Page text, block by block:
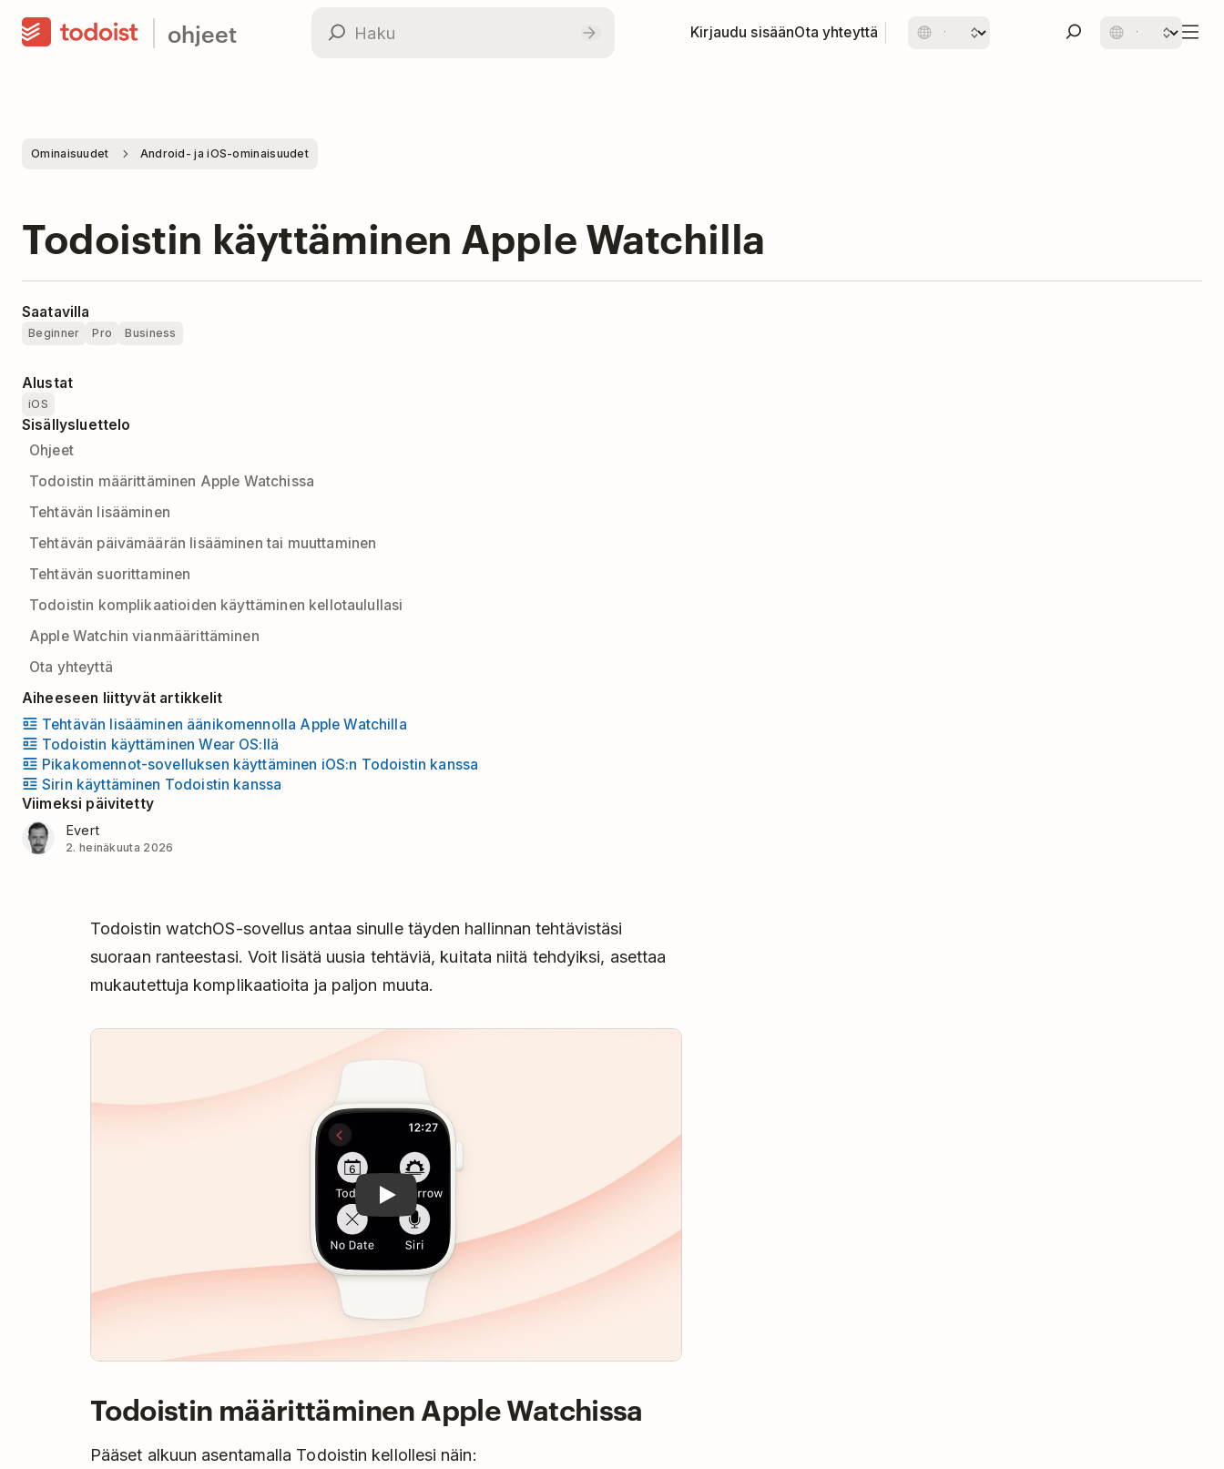
ohjeet Kirjaudu sisäänOta yhteyttä
Ominaisuudet Android- ja iOS-ominaisuudet
Todoistin käyttäminen Apple Watchilla
Saatavilla
Beginner Pro Business
Alustat
iOS
Sisällysluettelo
Ohjeet
Todoistin määrittäminen Apple Watchissa
Tehtävän lisääminen
Tehtävän päivämäärän lisääminen tai muuttaminen
Tehtävän suorittaminen
Todoistin komplikaatioiden käyttäminen kellotaulullasi
Apple Watchin vianmäärittäminen
Ota yhteyttä
Aiheeseen liittyvät artikkelit
Tehtävän lisääminen äänikomennolla Apple Watchilla
Todoistin käyttäminen Wear OS:llä
Pikakomennot-sovelluksen käyttäminen iOS:n Todoistin kanssa
Sirin käyttäminen Todoistin kanssa
Viimeksi päivitetty
Evert
2. heinäkuuta 2026
Todoistin watchOS-sovellus antaa sinulle täyden hallinnan tehtävistäsi
suoraan ranteestasi. Voit lisätä uusia tehtäviä, kuitata niitä tehdyiksi, asettaa
mukautettuja komplikaatioita ja paljon muuta.
Play
Todoistin määrittäminen Apple Watchissa
Pääset alkuun asentamalla Todoistin kellollesi näin: